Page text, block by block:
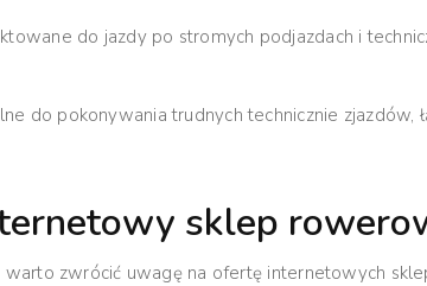
do jazdy po stromych podjazdach i
do pokonywania trudnych technicznie zjazdów,
sklep
zwrócić uwagę na ofertę internetowych